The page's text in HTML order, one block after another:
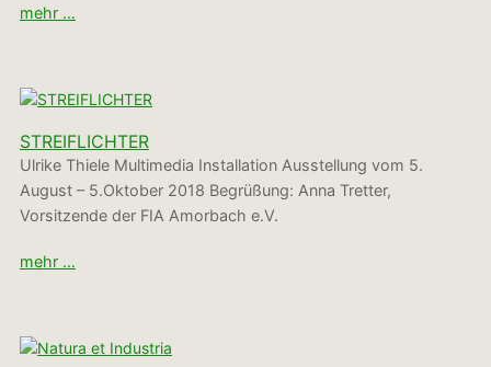
mehr …
STREIFLICHTER
Ulrike Thiele Multimedia Installation Ausstellung vom 5.
August – 5.Oktober 2018 Begrüßung: Anna Tretter,
Vorsitzende der FIA Amorbach e.V.
mehr …